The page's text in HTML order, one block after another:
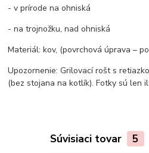
- v prírode na ohniská
- na trojnožku, nad ohniská
Materiál: kov, (povrchová úprava –
Upozornenie: Grilovací rošt s
(bez stojana na kotlík). Fotky sú len
Súvisiaci tovar 5